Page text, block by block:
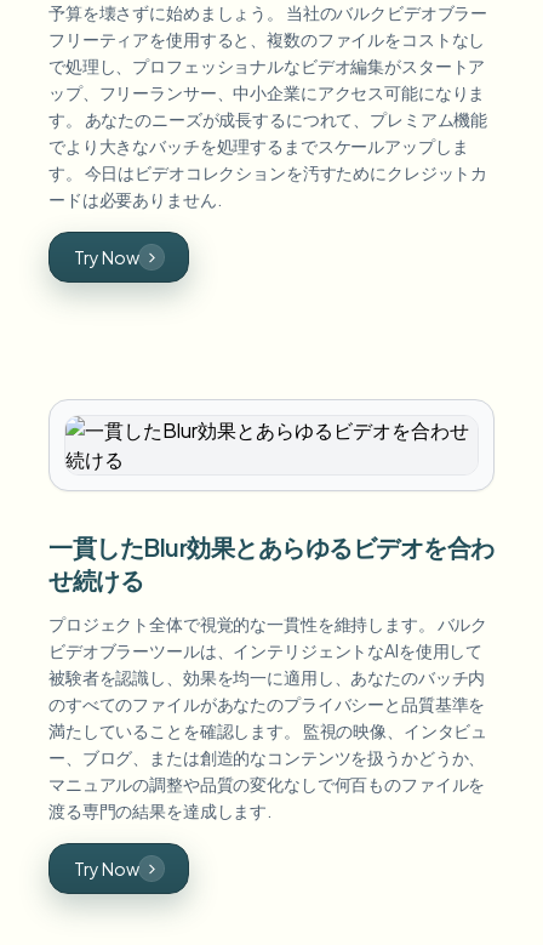
予算を壊さずに始めましょう。 当社のバルクビデオブラー
フリーティアを使用すると、複数のファイルをコストなし
で処理し、プロフェッショナルなビデオ編集がスタートア
ップ、フリーランサー、中小企業にアクセス可能になりま
す。 あなたのニーズが成長するにつれて、プレミアム機能
でより大きなバッチを処理するまでスケールアップしま
す。 今日はビデオコレクションを汚すためにクレジットカ
ードは必要ありません.
Try Now
一貫したBlur効果とあらゆるビデオを合わ
せ続ける
プロジェクト全体で視覚的な一貫性を維持します。 バルク
ビデオブラーツールは、インテリジェントなAIを使用して
被験者を認識し、効果を均一に適用し、あなたのバッチ内
のすべてのファイルがあなたのプライバシーと品質基準を
満たしていることを確認します。 監視の映像、インタビュ
ー、ブログ、または創造的なコンテンツを扱うかどうか、
マニュアルの調整や品質の変化なしで何百ものファイルを
渡る専門の結果を達成します.
Try Now